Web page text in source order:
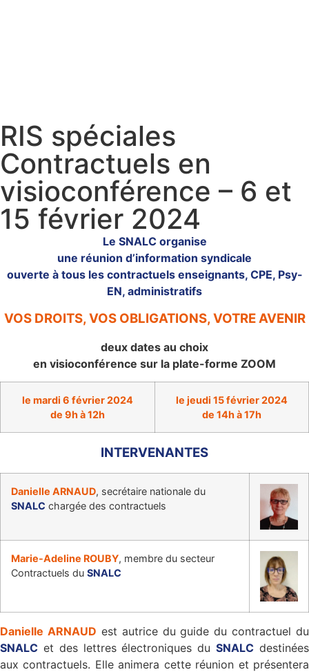
RIS spéciales
Contractuels en
visioconférence – 6 et
15 février 2024
Le SNALC organise
une réunion d’information syndicale
ouverte à tous les contractuels enseignants, CPE, Psy-
EN, administratifs
VOS DROITS, VOS OBLIGATIONS, VOTRE AVENIR
deux dates au choix
en visioconférence sur la plate-forme ZOOM
le mardi 6 février 2024
de 9h à 12h
le jeudi 15 février 2024
de 14h à 17h
INTERVENANTES
Danielle ARNAUD, secrétaire nationale du
SNALC chargée des contractuels
Marie-Adeline ROUBY, membre du secteur
Contractuels du SNALC
Danielle ARNAUD est autrice du guide du contractuel du
SNALC et des lettres électroniques duSNALC destinées
aux contractuels. Elle animera cette réunion et présentera